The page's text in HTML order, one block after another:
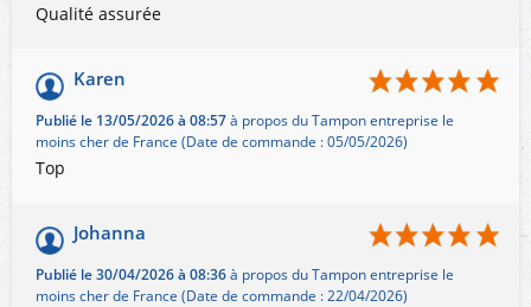
Qualité assurée
Karen
Publié le 13/05/2026 à 08:57à propos du Tampon entreprise le
moins cher de France (Date de commande : 05/05/2026)
Top
Johanna
Publié le 30/04/2026 à 08:36à propos du Tampon entreprise le
moins cher de France (Date de commande : 22/04/2026)